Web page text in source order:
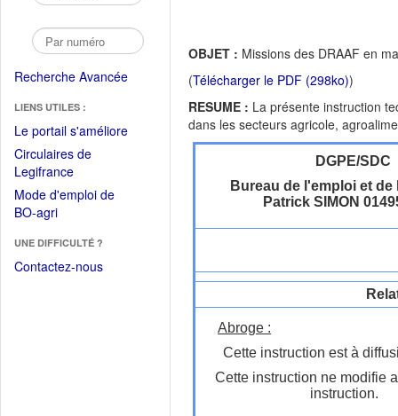
Recherche Avancée
LIENS UTILES :
Le portail s'améliore(Fichier
Circulaires de
Legifrance(Ouvrir
dans
une
fenêtre)
Mode d'emploi de
BO-agri(Ouvrir
une
nouvelle
UNE DIFFICULTÉ ?
Contactez-nous
OBJET : Missions des DRAAF en
(Télécharger le PDF (298ko))
RESUME : La présente instruction
dans les secteurs agricole,
DGPE/SDC
Bureau de l'emploi et
Patrick SIMON
Abroge :
Cette instruction est à
Cette instruction ne modifie
instruction.